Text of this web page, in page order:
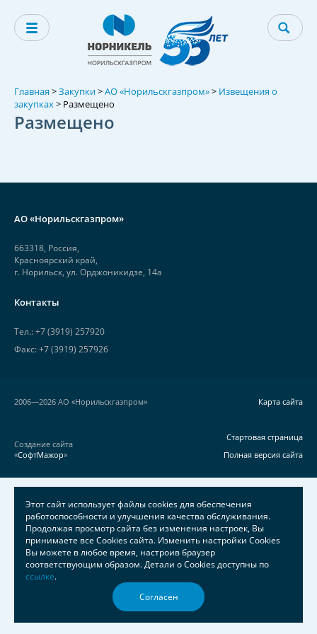
Главная >Закупки>АО «Норильскгазпром»> Извещения о
закупках> Размещено
Размещено
АО «Норильскгазпром»
663318, Россия,
Красноярский край,
г. Норильск, ул. Орджоникидзе, 14а
Контакты
Тел.: +7 (3919) 257920
Факс: +7 (3919) 257926
2006—2026 АО «Норильскгазпром» Карта сайта
Полная версия сайта
Стартовая страница
Создание сайта
«СофтМажор»
Этот сайт использует файлы cookies для обеспечения
работоспособности и улучшения качества обслуживания.
Продолжая просмотр сайта без изменения настроек, Вы
принимаете все Cookies сайта. Изменить настройки Cookies
Вы можете в любое время, настроив браузер
соответствующим образом. Детали о Cookies доступны по
ссылке.
Согласен